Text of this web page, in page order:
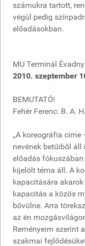
számukra tartott,
végül pedig
előadásokban.
MU Terminál
2010. szeptember
BEMUTATÓ!
Fehér Ferenc: B. A.
„A koreográfia címe
nevének betűiből áll
előadás
kijelölt téma áll. A
kapacitására akarok
kapacitás a közös
bővülne. Arra
az én
Reményeim szerint
szakmai